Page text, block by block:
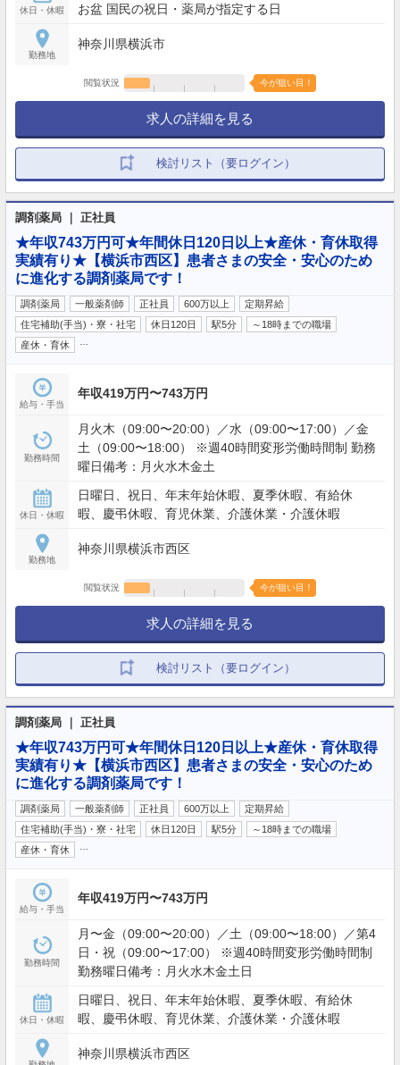
休日・休暇
お盆 国民の祝日・薬局が指定する日
勤務地
神奈川県横浜市
閲覧状況 今が狙い目！
求人の詳細を見る
検討リスト（要ログイン）
調剤薬局 ｜ 正社員
★年収743万円可★年間休日120日以上★産休・育休取得
実績有り★【横浜市西区】患者さまの安全・安心のため
に進化する調剤薬局です！
調剤薬局 一般薬剤師 正社員 600万以上
定期昇給
住宅補助(手当)・寮・社宅
休日120日 駅5分
～18時までの職場
産休・育休
給与・手当
年収419万円〜743万円
勤務時間
月火木（09:00〜20:00）／水（09:00〜17:00）／金
土（09:00〜18:00） ※週40時間変形労働時間制 勤務
曜日備考：月火水木金土
休日・休暇
日曜日、祝日、年末年始休暇、夏季休暇、有給休
暇、慶弔休暇、育児休業、介護休業・介護休暇
勤務地
神奈川県横浜市西区
閲覧状況 今が狙い目！
求人の詳細を見る
検討リスト（要ログイン）
調剤薬局 ｜ 正社員
★年収743万円可★年間休日120日以上★産休・育休取得
実績有り★【横浜市西区】患者さまの安全・安心のため
に進化する調剤薬局です！
調剤薬局 一般薬剤師 正社員 600万以上
定期昇給
住宅補助(手当)・寮・社宅
休日120日 駅5分
～18時までの職場
産休・育休
給与・手当
年収419万円〜743万円
勤務時間
月〜金（09:00〜20:00）／土（09:00〜18:00）／第4
日・祝（09:00〜17:00） ※週40時間変形労働時間制
勤務曜日備考：月火水木金土日
休日・休暇
日曜日、祝日、年末年始休暇、夏季休暇、有給休
暇、慶弔休暇、育児休業、介護休業・介護休暇
神奈川県横浜市西区